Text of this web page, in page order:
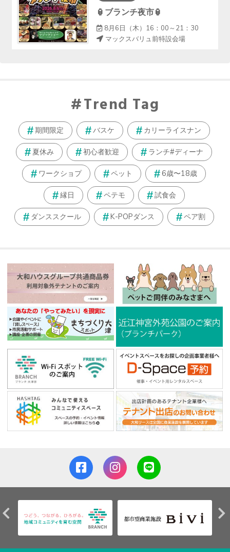
🏮ブランチ夜市🏮
8月6日（木）16：00～21：30
マックスバリュ前特設会場
Trend Tag
期間限定 バスケ カリーライスナン
夏休み 初心者歓迎 ランチ#ディーナ
ワークショプ ペット 6歳〜18歳
縁日 ペテモ 試食会
ダンススクール K-POPダンス ペア割